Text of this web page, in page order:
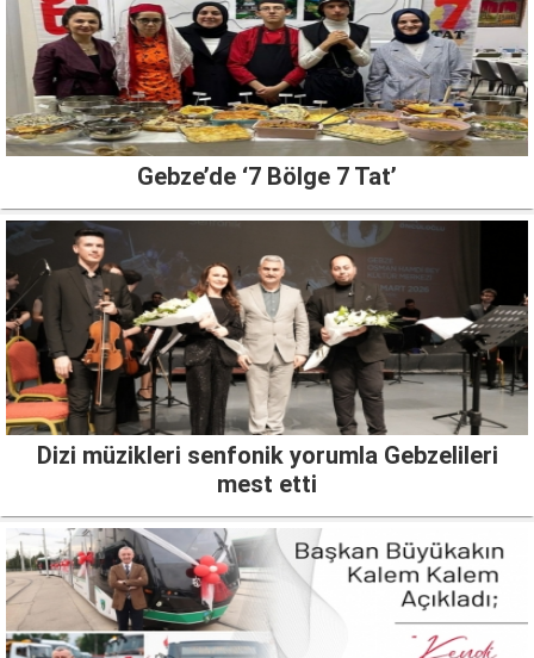
Gebze’de ‘7 Bölge 7 Tat’
Dizi müzikleri senfonik yorumla Gebzelileri
mest etti